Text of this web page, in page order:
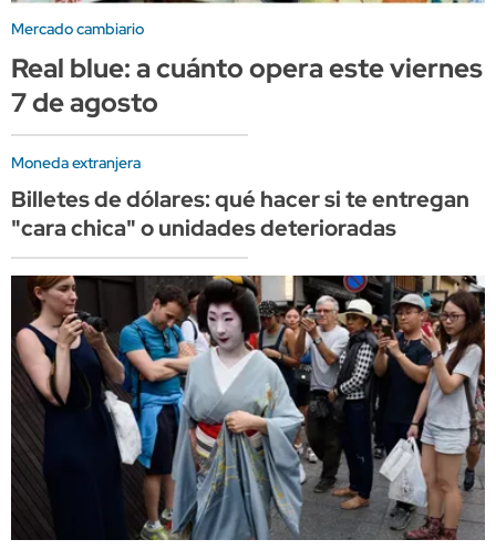
Mercado cambiario
Real blue: a cuánto opera este viernes
7 de agosto
Moneda extranjera
Billetes de dólares: qué hacer si te entregan
"cara chica" o unidades deterioradas